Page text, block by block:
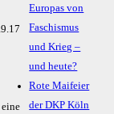
Europas von
Faschismus
und Krieg –
und heute?
Rote Maifeier
der DKP Köln